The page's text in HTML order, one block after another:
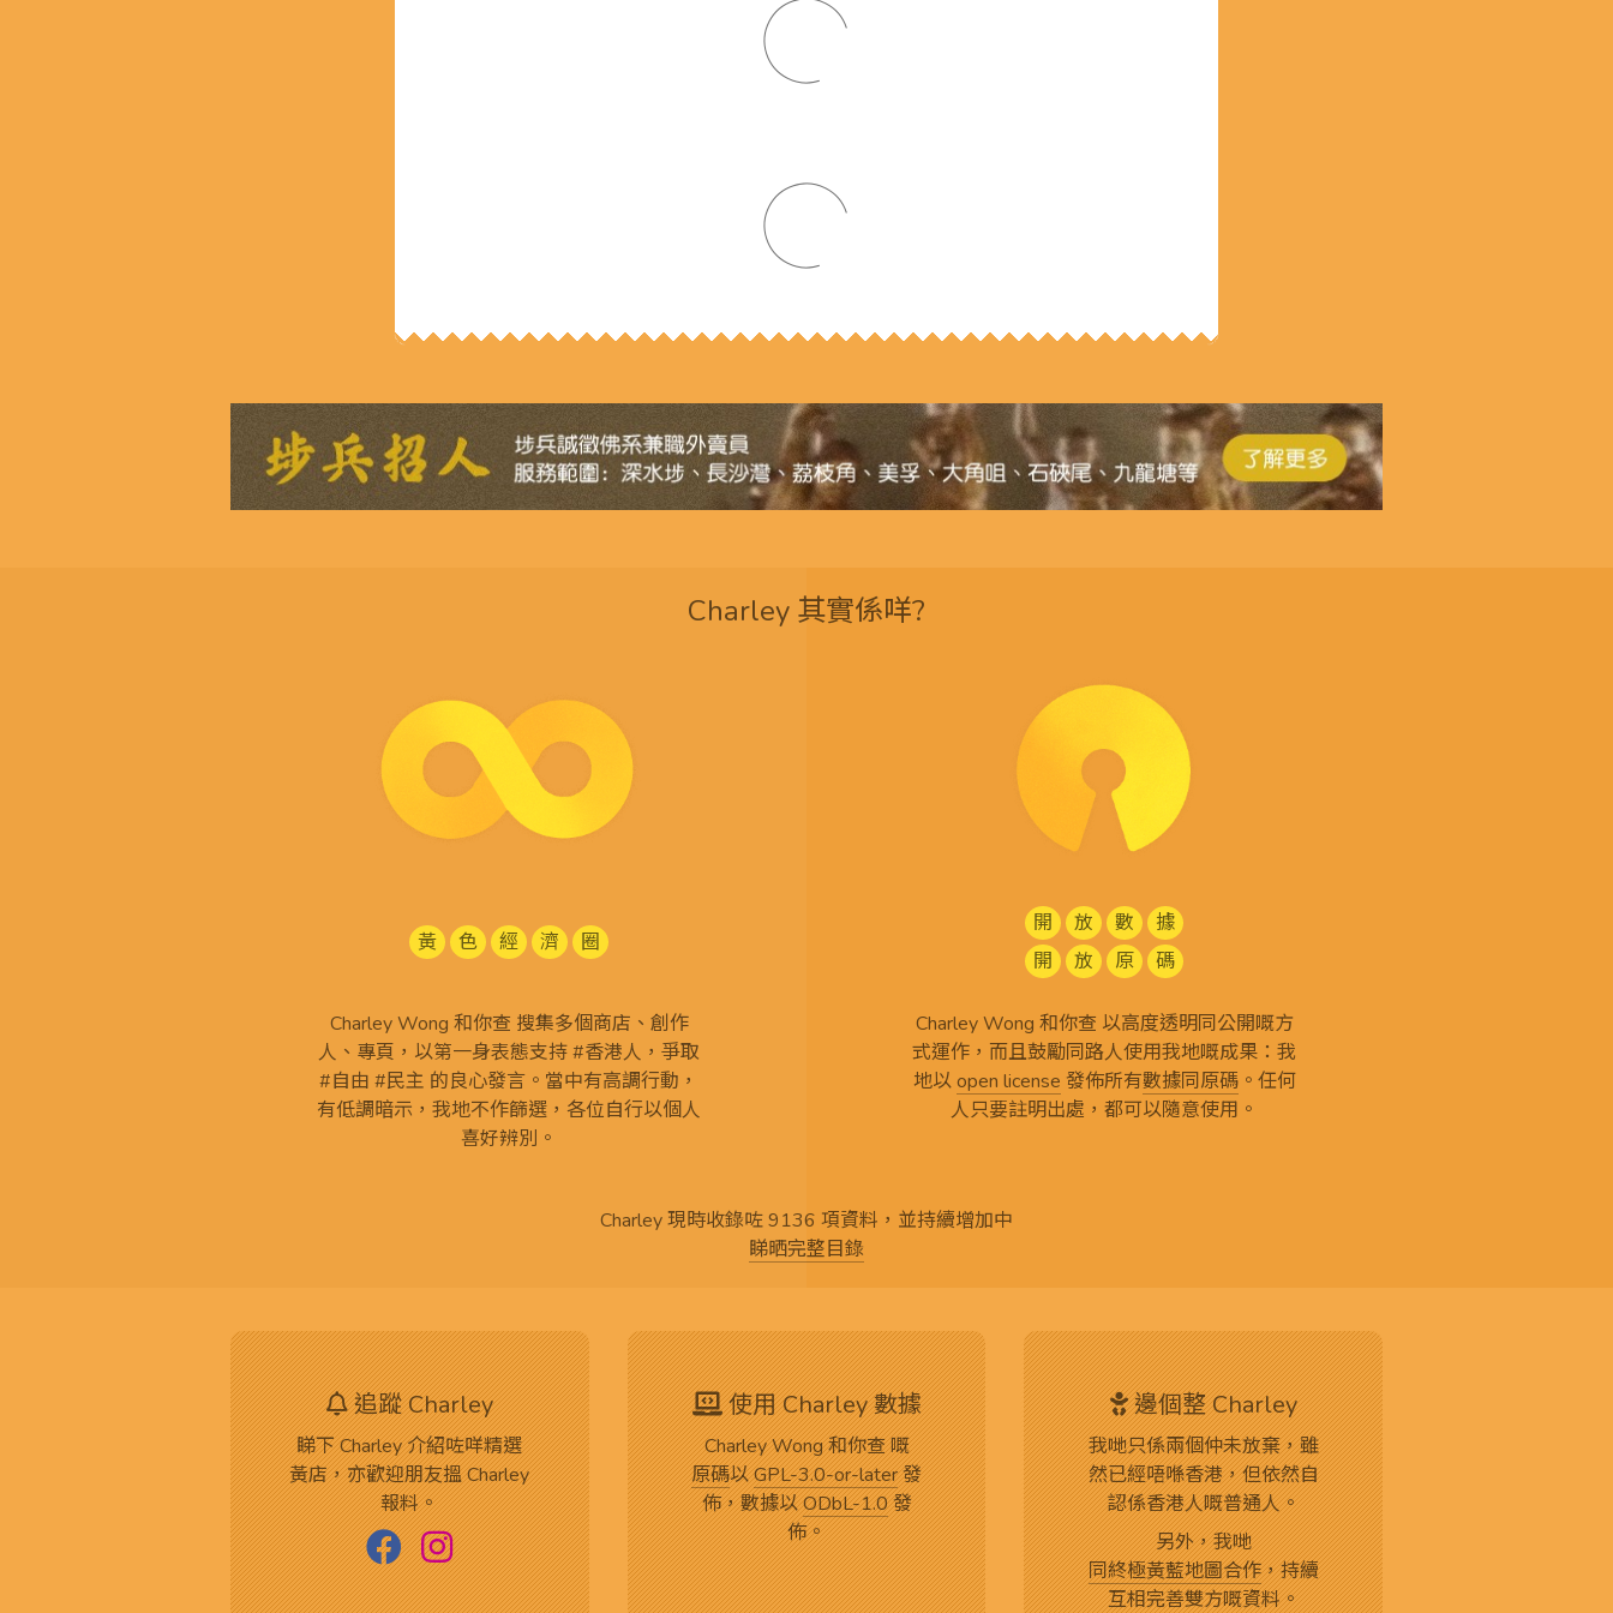
Charley 其實係咩?
黃 色 經 濟 圈
Charley Wong 和你查 搜集多個商店、創作
人、專頁，以第一身表態支持 #香港人，爭取
#自由 #民主 的良心發言。當中有高調行動，
有低調暗示，我地不作篩選，各位自行以個人
喜好辨別。
開 放 數
據
開
放 原 碼
Charley Wong 和你查 以高度透明同公開嘅方
式運作，而且鼓勵同路人使用我地嘅成果：我
地以open license 發佈所有數據同原碼。任何
人只要註明出處，都可以隨意使用。
Charley 現時收錄咗 9136 項資料，並持續增加中
睇晒完整目錄
追蹤 Charley
睇下 Charley 介紹咗咩精選
黃店，亦歡迎朋友搵 Charley
報料。
使用 Charley 數據
Charley Wong 和你查 嘅
原碼以GPL-3.0-or-later發
佈，數據以ODbL-1.0發
佈。
邊個整 Charley
我哋只係兩個仲未放棄，雖
然已經唔喺香港，但依然自
認係香港人嘅普通人。
另外，我哋
同終極黃藍地圖合作，持續
互相完善雙方嘅資料。